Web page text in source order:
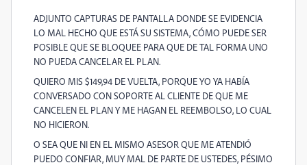
ADJUNTO CAPTURAS DE PANTALLA DONDE SE EVIDENCIA
LO MAL HECHO QUE ESTÁ SU SISTEMA, CÓMO PUEDE SER
POSIBLE QUE SE BLOQUEE PARA QUE DE TAL FORMA UNO
NO PUEDA CANCELAR EL PLAN.
QUIERO MIS $149,94 DE VUELTA, PORQUE YO YA HABÍA
CONVERSADO CON SOPORTE AL CLIENTE DE QUE ME
CANCELEN EL PLAN Y ME HAGAN EL REEMBOLSO, LO CUAL
NO HICIERON.
O SEA QUE NI EN EL MISMO ASESOR QUE ME ATENDIÓ
PUEDO CONFIAR, MUY MAL DE PARTE DE USTEDES, PÉSIMO